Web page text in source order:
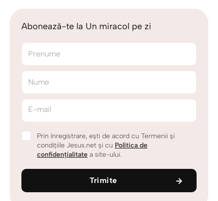
Abonează-te la Un miracol pe zi
Prenume
Nume
E-mail
Prin înregistrare, ești de acord cu Termenii și
condițiile Jesus.net și cu Politica de
confidențialitate a site-ului.
Trimite